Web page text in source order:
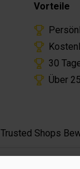
Vorteile
30
Über
Trusted Shops